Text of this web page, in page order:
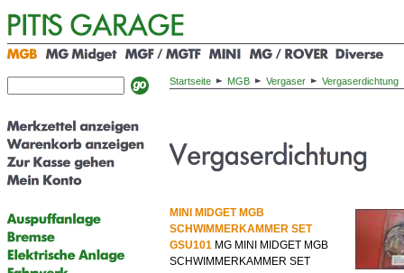
Startseite MGB Vergaser Vergaserdichtung
MINI MIDGET MGB
SCHWIMMERKAMMER SET
GSU101 MG MINI MIDGET MGB
SCHWIMMERKAMMER SET